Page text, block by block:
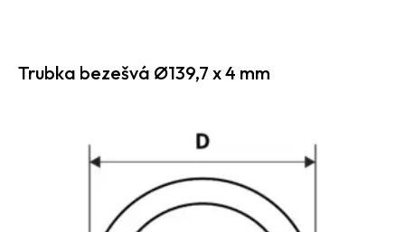
Trubka bezešvá Ø139,7 x 4 mm